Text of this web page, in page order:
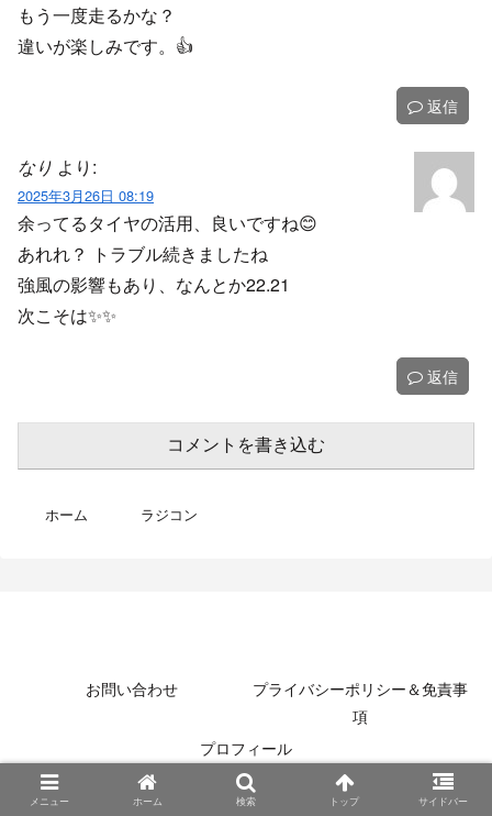
もう一度走るかな？
違いが楽しみです。👍️
返信
なり より:
2025年3月26日 08:19
余ってるタイヤの活用、良いですね😊
あれれ？ トラブル続きましたね
強風の影響もあり、なんとか22.21
次こそは✨️✨️
返信
コメントを書き込む
ホーム ラジコン
お問い合わせ
プライバシーポリシー＆免責事
項
プロフィール
© 2022 MotoBikeChannel-Blog.
メニュー ホーム 検索 トップ サイドバー